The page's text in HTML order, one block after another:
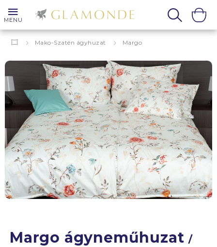
MENU
Mako-Szatén ágyhuzat Margo
Margo ágyneműhuzat/